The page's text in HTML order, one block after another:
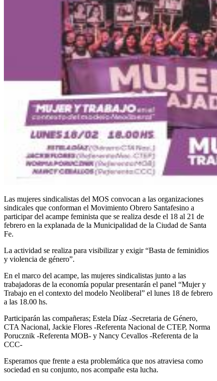
Las mujeres sindicalistas del MOS convocan a las organizaciones
sindicales que conforman el Movimiento Obrero Santafesino a
participar del acampe feminista que se realiza desde el 18 al 21 de
febrero en la explanada de la Municipalidad de la Ciudad de Santa
Fe.
La actividad se realiza para visibilizar y exigir “Basta de feminidios
y violencia de género”.
En el marco del acampe, las mujeres sindicalistas junto a las
trabajadoras de la economía popular presentarán el panel “Mujer y
Trabajo en el contexto del modelo Neoliberal” el lunes 18 de febrero
a las 18.00 hs.
Participarán las compañeras; Estela Díaz -Secretaria de Género,
CTA Nacional, Jackie Flores -Referenta Nacional de CTEP, Norma
Porucznik -Referenta MOB- y Nancy Cevallos -Referenta de la
CCC-
Esperamos que frente a esta problemática que nos atraviesa como
sociedad en su conjunto, nos acompañe esta lucha.